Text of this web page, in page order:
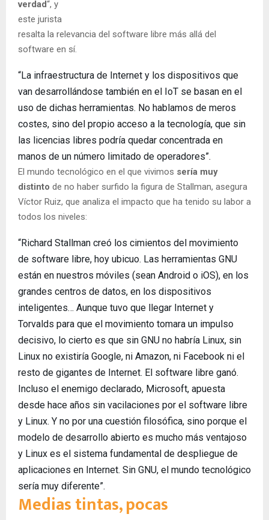
verdad“, y
este jurista
resalta la relevancia del software libre más allá del
software en sí.
“La infraestructura de Internet y los dispositivos que
van desarrollándose también en el IoT se basan en el
uso de dichas herramientas. No hablamos de meros
costes, sino del propio acceso a la tecnología, que sin
las licencias libres podría quedar concentrada en
manos de un número limitado de operadores”.
El mundo tecnológico en el que vivimos sería muy
distinto de no haber surfido la figura de Stallman, asegura
Víctor Ruiz, que analiza el impacto que ha tenido su labor a
todos los niveles:
“Richard Stallman creó los cimientos del movimiento
de software libre, hoy ubicuo. Las herramientas GNU
están en nuestros móviles (sean Android o iOS), en los
grandes centros de datos, en los dispositivos
inteligentes… Aunque tuvo que llegar Internet y
Torvalds para que el movimiento tomara un impulso
decisivo, lo cierto es que sin GNU no habría Linux, sin
Linux no existiría Google, ni Amazon, ni Facebook ni el
resto de gigantes de Internet. El software libre ganó.
Incluso el enemigo declarado, Microsoft, apuesta
desde hace años sin vacilaciones por el software libre
y Linux. Y no por una cuestión filosófica, sino porque el
modelo de desarrollo abierto es mucho más ventajoso
y Linux es el sistema fundamental de despliegue de
aplicaciones en Internet. Sin GNU, el mundo tecnológico
sería muy diferente”.
Medias tintas, pocas